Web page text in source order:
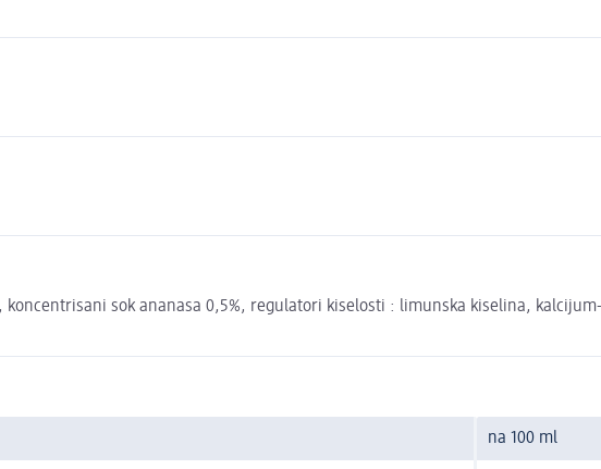
koncentrisani sok ananasa 0,5%, regulatori kiselosti : limunska kiselina,
na 100 ml